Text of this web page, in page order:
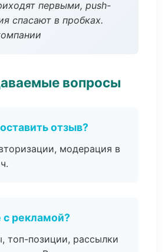
первыми, push-
спасают в пробках.
вопросы
отзыв?
модерация в
с рекламой?
топ-позиции, рассылки